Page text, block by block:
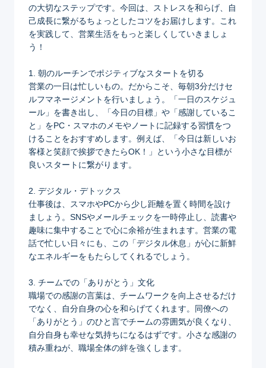
の大切なステップです。今回は、ストレスを和らげ、自
己成長に繋がるちょっとしたコツをお届けします。これ
を実践して、営業生活をもっと楽しくしていきましょ
う！
1. 朝のルーチンでポジティブなスタートを切る
営業の一日は忙しいもの。だからこそ、毎朝3分だけセ
ルフマネージメントを行いましょう。「一日のスケジュ
ール」を書き出し、「今日の目標」や「感謝しているこ
と」をPC・スマホのメモやノートに記録する習慣をつ
けることをおすすめします。例えば、「今日は新しいお
客様と笑顔で挨拶できたらOK！」という小さな目標が
良いスタートに繋がります。
2. デジタル・デトックス
仕事後は、スマホやPCから少し距離を置く時間を設け
ましょう。SNSやメールチェックを一時停止し、読書や
趣味に集中することで心に余裕が生まれます。営業の電
話で忙しい日々にも、この「デジタル休息」が心に新鮮
なエネルギーをもたらしてくれるでしょう。
3. チームでの「ありがとう」文化
職場での感謝の言葉は、チームワークを向上させるだけ
でなく、自分自身の心を和らげてくれます。同僚への
「ありがとう」のひと言でチームの雰囲気が良くなり、
自分自身も幸せな気持ちになるはずです。小さな感謝の
積み重ねが、職場全体の絆を強くします。